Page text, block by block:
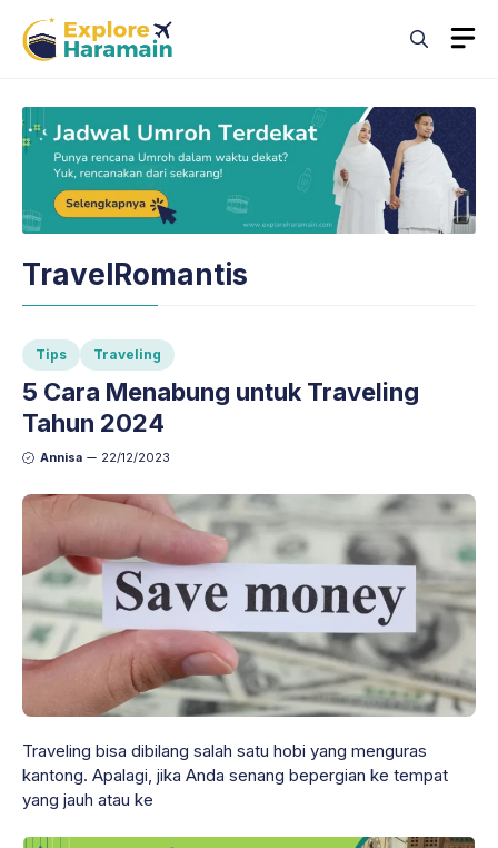
content
TravelRomantis
Tips Traveling
5 Cara Menabung untuk Traveling
Tahun 2024
Annisa 22/12/2023
Traveling bisa dibilang salah satu hobi yang menguras
kantong. Apalagi, jika Anda senang bepergian ke tempat
yang jauh atau ke